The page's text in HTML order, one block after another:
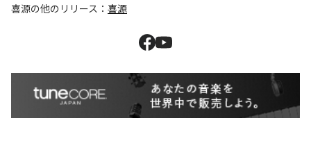
喜源の他のリリース： 喜源